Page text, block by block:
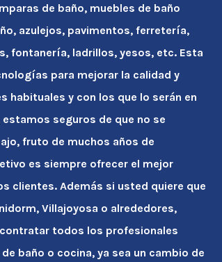
de baño, muebles de baño
azulejos, pavimentos, ferretería,
fontanería, ladrillos, yesos, etc. Esta
para mejorar la calidad y
habituales y con los que lo serán en
seguros de que no se
fruto de muchos años de
es siempre ofrecer el mejor
clientes. Además si usted quiere que
Villajoyosa o alrededores,
todos los profesionales
baño o cocina, ya sea un cambio de